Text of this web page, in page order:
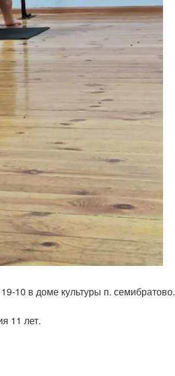
10 в доме культуры п. семибратово.
11 лет.